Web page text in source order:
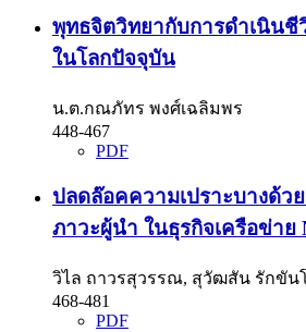
พุทธจิตวิทยากับการดำเนินชี
ในโลกปัจจุบัน
น.ต.กณภัทร พงศ์เฉลิมพร
448-467
PDF
ปลดล๊อคความเปราะบางด้ว
ภาวะผู้นำ ในธุรกิจเครือข่าย
วิไล ถาวรสุวรรณ, สุวัฒสัน รักขัน
468-481
PDF